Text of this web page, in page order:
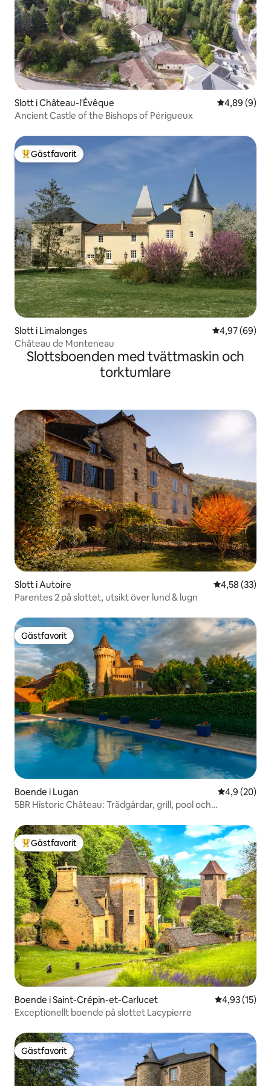
Slott i Château-l'Évêque 4,89 av 5 i
4,89 (9)
Ancient Castle of the Bishops of Périgueux
Populär gästfavorit
Gästfavorit
Slott i Limalonges 4,97 av 5 i
4,97 (69)
Château de Monteneau
Slottsboenden med tvättmaskin och
torktumlare
Slott i Autoire 4,58 av 5 i
4,58 (33)
Parentes 2 på slottet, utsikt över lund & lugn
Gästfavorit
Gästfavorit
Boende i Lugan 4,9 av 5 i
4,9 (20)
5BR Historic Château: Trädgårdar, grill, pool och
Populär gästfavorit
Gästfavorit
Boende i Saint-Crépin-et-Carlucet 4,93 av 5 i
4,93 (15)
Exceptionellt boende på slottet Lacypierre
Gästfavorit
Gästfavorit